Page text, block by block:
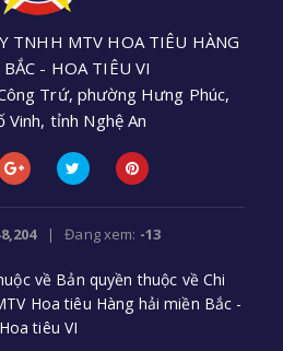
TNHH MTV HOA TIÊU HÀNG
- HOA TIÊU VI
Trứ, phường Hưng Phúc,
Vinh, tỉnh Nghệ An
3552 305 - Email:
| Đang xem: -13
về Bản quyền thuộc về Chi
Hoa tiêu Hàng hải miền Bắc -
Hoa tiêu VI